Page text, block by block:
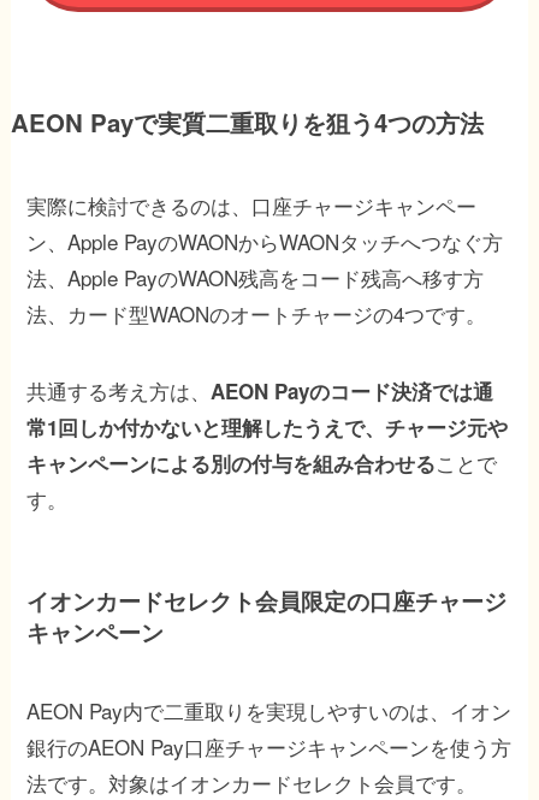
AEON Payで実質二重取りを狙う4つの方法
実際に検討できるのは、口座チャージキャンペー
ン、Apple PayのWAONからWAONタッチへつなぐ方
法、Apple PayのWAON残高をコード残高へ移す方
法、カード型WAONのオートチャージの4つです。
共通する考え方は、AEON Payのコード決済では通
常1回しか付かないと理解したうえで、チャージ元や
キャンペーンによる別の付与を組み合わせることで
す。
イオンカードセレクト会員限定の口座チャージ
キャンペーン
AEON Pay内で二重取りを実現しやすいのは、イオン
銀行のAEON Pay口座チャージキャンペーンを使う方
法です。対象はイオンカードセレクト会員です。